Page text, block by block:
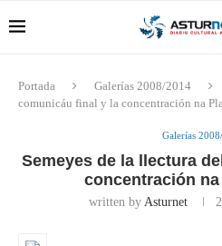
Portada Galerías 2008/2014
comunicáu final y la concentración na
Galerías
Semeyes de la llectura
concentración
written by Asturnet